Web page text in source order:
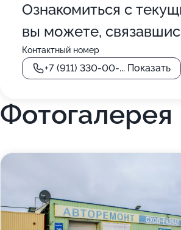
Ознакомиться с
вы можете,
Контактный номер
+7 (911) 330-00-... Показать
Фотогалерея